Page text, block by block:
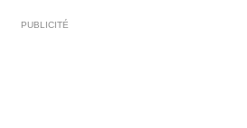
PUBLICITÉ